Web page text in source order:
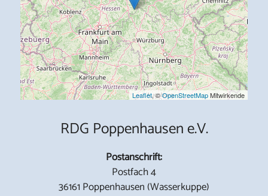
Leaflet, ©OpenStreetMapMitwirkende
RDG Poppenhausen e.V.
Postanschrift:
Postfach 4
36161 Poppenhausen (Wasserkuppe)